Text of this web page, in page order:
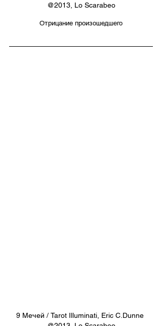
@2013, Lo Scarabeo
Отрицание произошедшего
9 Мечей / Tarot Illuminati, Eric C.Dunne